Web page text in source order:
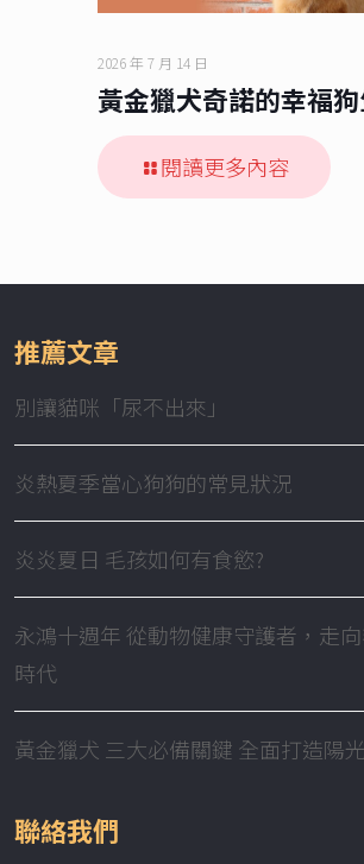
2026 年 7 月 14 日
黃金獵犬奇諾的幸福
閱讀更多內容
推薦文章
別讓貓咪「尿不出來」
炎熱夏季當心狗狗的常見狀況
炎炎夏日 毛孩如何有食慾?
永鴻十週年 從動物健康守護者，走
時代
黃金獵犬 三大必備關鍵 全面打造陽
聯絡我們